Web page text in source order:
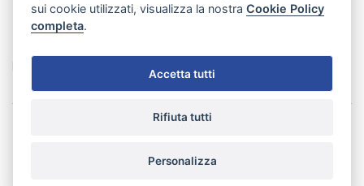
NEGOZIO
sui cookie utilizzati, visualizza la nostraCookie Policy
completa.
Accetta tutti
Rifiuta tutti
Personalizza